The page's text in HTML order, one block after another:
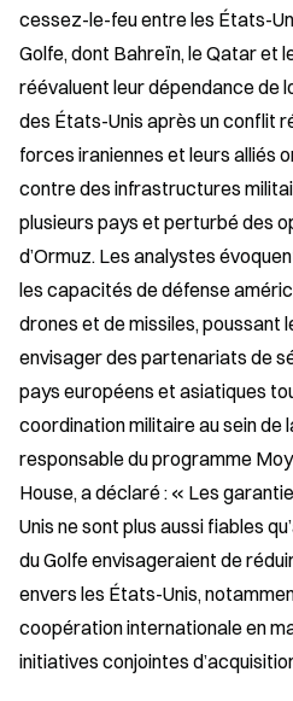
cessez-le-feu entre les États-
Golfe, dont Bahreïn, le Qatar et
réévaluent leur dépendance de
des États-Unis après un conflit
forces iraniennes et leurs alliés
contre des infrastructures
plusieurs pays et perturbé des
d’Ormuz. Les analystes
les capacités de défense
drones et de missiles, poussant
envisager des partenariats de
pays européens et asiatiques
coordination militaire au sein de
responsable du programme
House, a déclaré : « Les
Unis ne sont plus aussi fiables
du Golfe envisageraient de
envers les États-Unis,
coopération internationale en
initiatives conjointes